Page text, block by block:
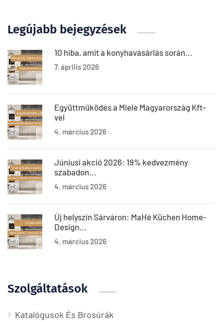
Legújabb bejegyzések
10 hiba, amit a konyhavásárlás során...
7. április 2026
Együttműködés a Miele Magyarország Kft-
vel
4. március 2026
Júniusi akció 2026: 19% kedvezmény
szabadon...
4. március 2026
Új helyszín Sárváron: MaHé Küchen Home-
Design...
4. március 2026
Szolgáltatások
Katalógusok És Brosúrák